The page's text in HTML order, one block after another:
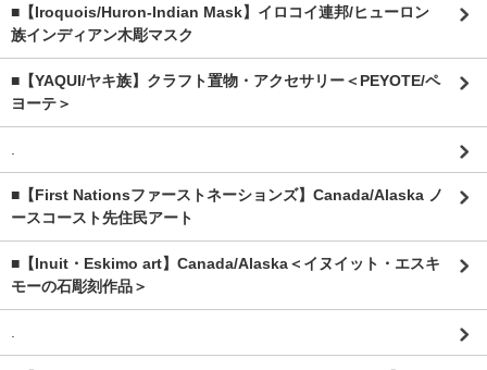
■【Iroquois/Huron-Indian Mask】イロコイ連邦/ヒューロン
族インディアン木彫マスク
■【YAQUI/ヤキ族】クラフト置物・アクセサリー＜PEYOTE/ペ
ヨーテ＞
.
■【First Nationsファーストネーションズ】Canada/Alaska ノ
ースコースト先住民アート
■【Inuit・Eskimo art】Canada/Alaska＜イヌイット・エスキ
モーの石彫刻作品＞
.